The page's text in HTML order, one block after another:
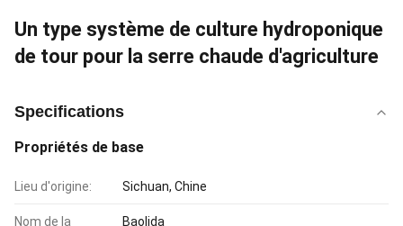
Un type système de culture hydroponique
de tour pour la serre chaude d'agriculture
Specifications
Propriétés de base
Lieu d'origine: Sichuan, Chine
Nom de la
Baolida